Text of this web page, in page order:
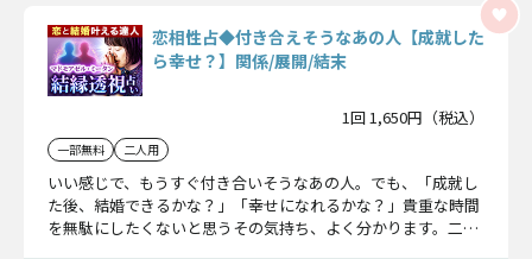
恋相性占◆付き合えそうなあの人【成就した
ら幸せ？】関係/展開/結末
1回 1,650円（税込）
一部無料 二人用
いい感じで、もうすぐ付き合いそうなあの人。でも、「成就し
た後、結婚できるかな？」「幸せになれるかな？」貴重な時間
を無駄にしたくないと思うその気持ち、よく分かります。二人